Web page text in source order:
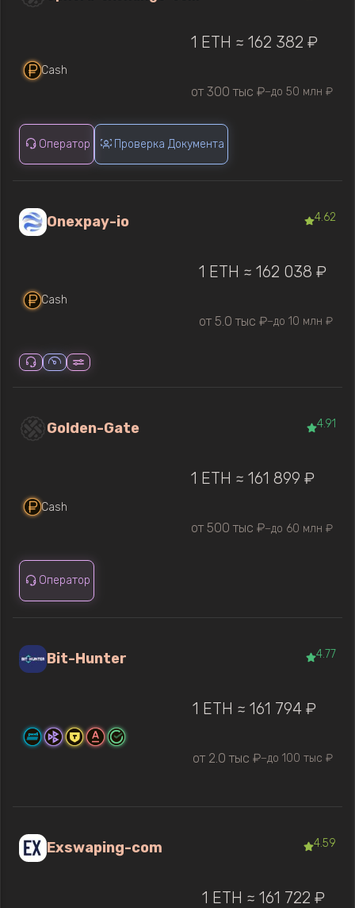
Cash
1 ETH ≈ 162 382 ₽
от 300 тыс ₽—до 50 млн ₽
Оператор Проверка Документа
Onexpay-io 4.62
Cash
1 ETH ≈ 162 038 ₽
от 5.0 тыс ₽—до 10 млн ₽
Golden-Gate 4.91
Cash
1 ETH ≈ 161 899 ₽
от 500 тыс ₽—до 60 млн ₽
Оператор
Bit-Hunter 4.77
1 ETH ≈ 161 794 ₽
от 2.0 тыс ₽—до 100 тыс ₽
Exswaping-com 4.59
1 ETH ≈ 161 722 ₽